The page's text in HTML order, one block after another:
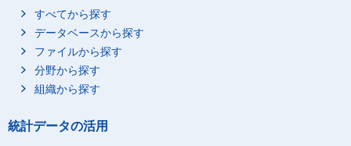
すべてから探す
データベースから探す
ファイルから探す
分野から探す
組織から探す
統計データの活用